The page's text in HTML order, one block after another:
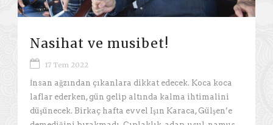
Nasihat ve musibet!
17 Tem 2022
İnsan ağzından çıkanlara dikkat edecek. Koca koca
laflar ederken, gün gelip altında kalma ihtimalini
düşünecek. Birkaç hafta evvel Işın Karaca, Gülşen’e